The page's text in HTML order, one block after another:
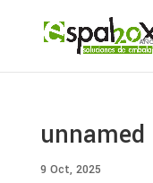
unnamed
9 Oct, 2025